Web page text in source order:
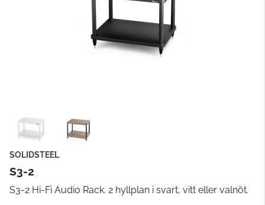
SOLIDSTEEL
S3-2
S3-2 Hi-Fi Audio Rack. 2 hyllplan i svart, vitt eller valnöt.